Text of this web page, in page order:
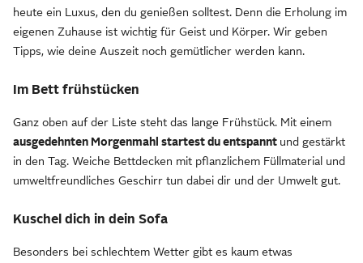
heute ein Luxus, den du genießen solltest. Denn die Erholung im
eigenen Zuhause ist wichtig für Geist und Körper. Wir geben
Tipps, wie deine Auszeit noch gemütlicher werden kann.
Im Bett frühstücken
Ganz oben auf der Liste steht das lange Frühstück. Mit einem
ausgedehnten Morgenmahl startest du entspannt und gestärkt
in den Tag. Weiche Bettdecken mit pflanzlichem Füllmaterial und
umweltfreundliches Geschirr tun dabei dir und der Umwelt gut.
Kuschel dich in dein Sofa
Besonders bei schlechtem Wetter gibt es kaum etwas